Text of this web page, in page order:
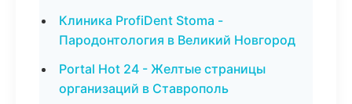
Клиника ProfiDent Stoma -
Пародонтология в Великий Новгород
Portal Hot 24 - Желтые страницы
организаций в Ставрополь